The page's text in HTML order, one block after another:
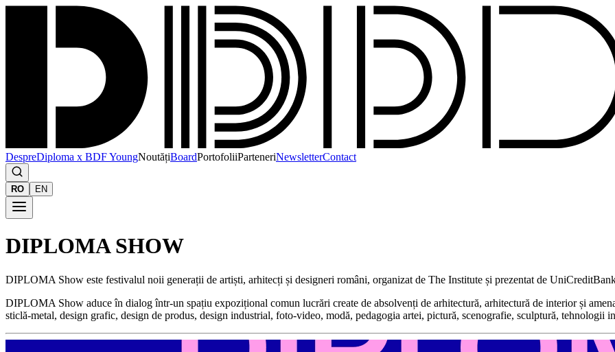
DespreDiploma x BDF YoungNoutățiBoardPortofoliiParteneriNewsletterContact
RO EN
DIPLOMA SHOW
DIPLOMA Show este festivalul noii generații de artiști, arhitecți și designeri români, organizat de The Institute și prezentat de
DIPLOMA Show aduce în dialog într-un spațiu expozițional comun lucrări create de absolvenți de arhitectură, arhitectură de interior și
sticlă-metal, design grafic, design de produs, design industrial, foto-video, modă, pedagogia artei, pictură, scenografie, sculptură, tehnologii